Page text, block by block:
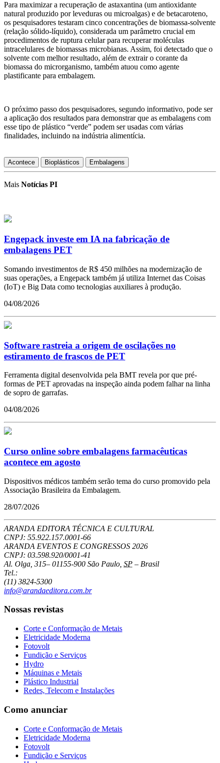
Para maximizar a recuperação de astaxantina (um antioxidante
natural produzido por leveduras ou microalgas) e de betacaroteno,
os pesquisadores testaram cinco concentrações de biomassa-solvente
(relação sólido-líquido), considerada um parâmetro crucial em
procedimentos de ruptura celular para recuperar moléculas
intracelulares de biomassas microbianas. Assim, foi detectado que o
solvente com melhor resultado, além de extrair o corante da
biomassa do microrganismo, também atuou como agente
plastificante para embalagem.
O próximo passo dos pesquisadores, segundo informativo, pode ser
a aplicação dos resultados para demonstrar que as embalagens com
esse tipo de plástico “verde” podem ser usadas com várias
finalidades, incluindo na indústria alimentícia.
Acontece Bioplásticos Embalagens
Mais Notícias PI
Engepack investe em IA na fabricação de
embalagens PET
Somando investimentos de R$ 450 milhões na modernização de
suas operações, a Engepack também já utiliza Internet das Coisas
(IoT) e Big Data como tecnologias auxiliares à produção.
04/08/2026
Software rastreia a origem de oscilações no
estiramento de frascos de PET
Ferramenta digital desenvolvida pela BMT revela por que pré-
formas de PET aprovadas na inspeção ainda podem falhar na linha
de sopro de garrafas.
04/08/2026
Curso online sobre embalagens farmacêuticas
acontece em agosto
Dispositivos médicos também serão tema do curso promovido pela
Associação Brasileira da Embalagem.
28/07/2026
ARANDA EDITORA TÉCNICA E CULTURAL
CNPJ: 55.922.157.0001-66
ARANDA EVENTOS E CONGRESSOS 2026
CNPJ: 03.598.920/0001-41
Al. Olga, 315– 01155-900 São Paulo SP – Brasil
Tel.:
(11) 3824-5300
info@arandaeditora.com.br
Nossas revistas
Corte e Conformação de Metais
Eletricidade Moderna
Fotovolt
Fundição e Serviços
Hydro
Máquinas e Metais
Plástico Industrial
Redes, Telecom e Instalações
Como anunciar
Corte e Conformação de Metais
Eletricidade Moderna
Fotovolt
Fundição e Serviços